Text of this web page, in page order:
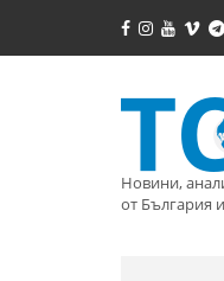
Новини,
от България